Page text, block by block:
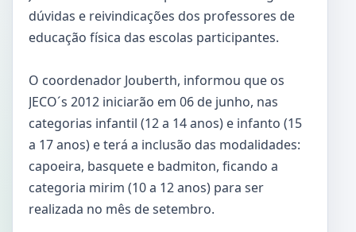
dúvidas e reivindicações dos professores de
educação física das escolas participantes.
O coordenador Jouberth, informou que os
JECO´s 2012 iniciarão em 06 de junho, nas
categorias infantil (12 a 14 anos) e infanto (15
a 17 anos) e terá a inclusão das modalidades:
capoeira, basquete e badmiton, ficando a
categoria mirim (10 a 12 anos) para ser
realizada no mês de setembro.